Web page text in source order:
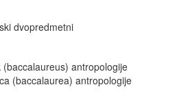
dvopredmetni
antropologije
(baccalaurea) antropologije